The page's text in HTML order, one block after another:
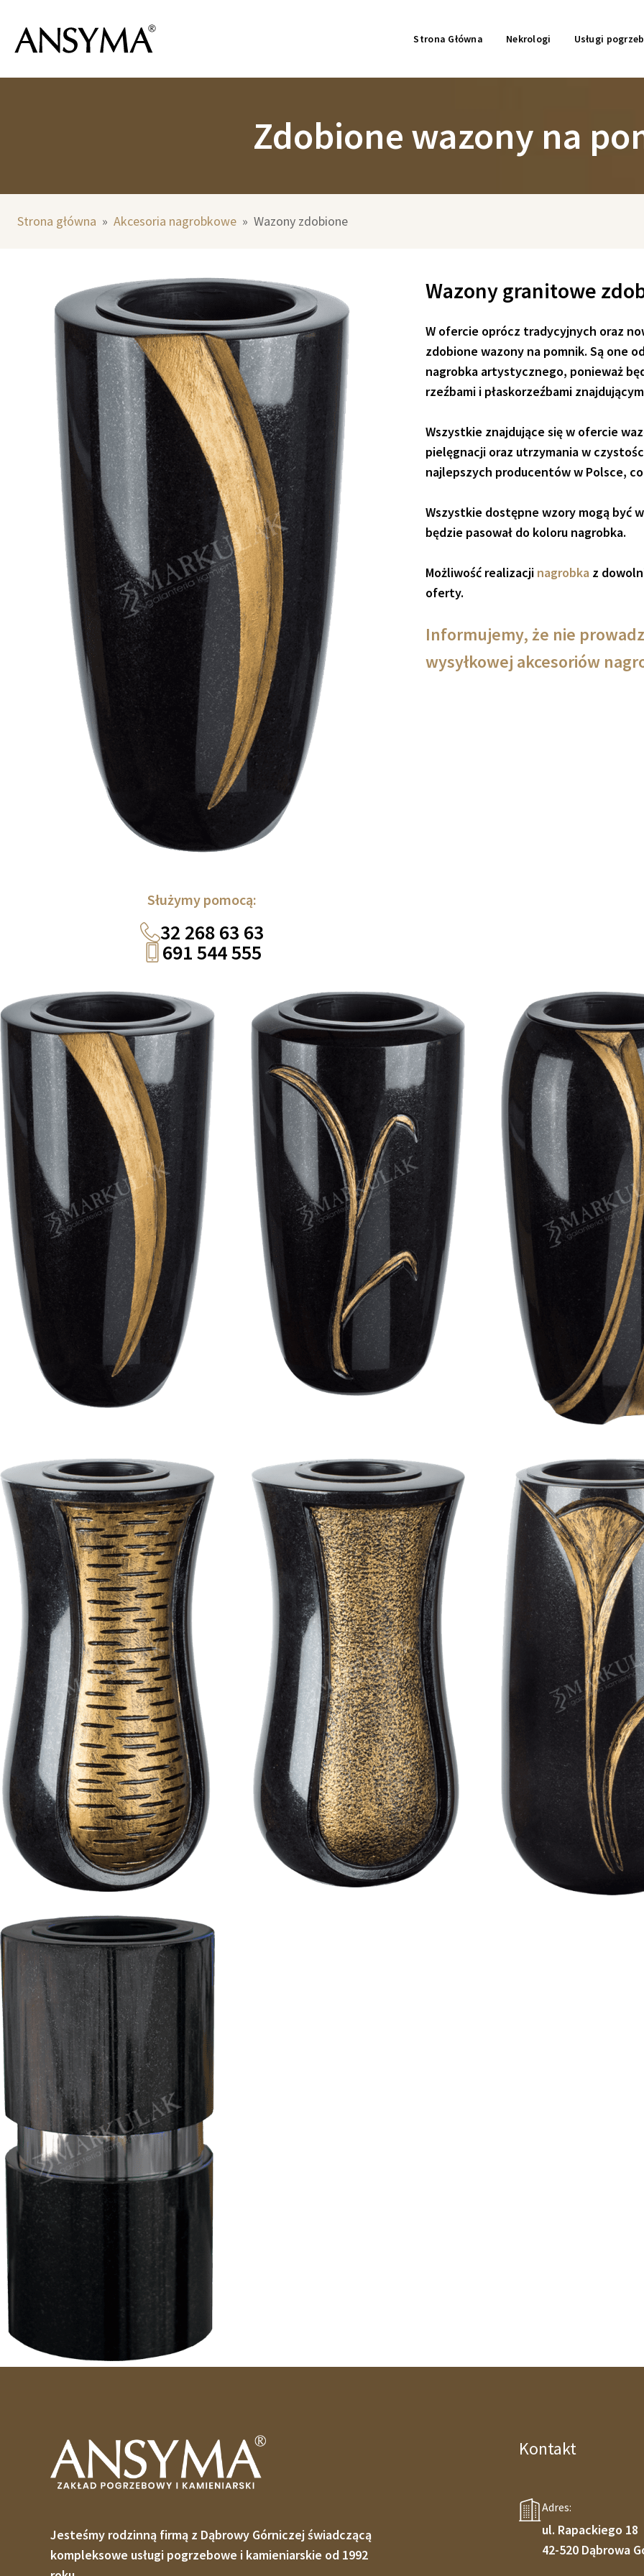
Strona Główna Nekrologi Usługi
Zdobione wazony na
Strona główna » Akcesoria nagrobkowe » Wazony zdobione
Służymy pomocą:
32 268 63 63
691 544 555
Wazony granitowe
W ofercie oprócz tradycyjnych oraz
zdobione wazony na pomnik. Są one
nagrobka artystycznego, ponieważ
rzeźbami i płaskorzeźbami
Wszystkie znajdujące się w ofercie
pielęgnacji oraz utrzymania w
najlepszych producentów w Polsce,
Wszystkie dostępne wzory mogą być
będzie pasował do koloru nagrobka.
Możliwość realizacji nagrobka z
oferty.
Informujemy, że nie
wysyłkowej akcesoriów
Jesteśmy rodzinną firmą z Dąbrowy Górniczej świadczącą
kompleksowe usługi pogrzebowe i kamieniarskie od 1992
Kontakt
Adres:
ul. Rapackiego 18
42-520 Dąbrowa